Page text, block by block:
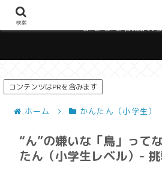
なぞなぞ仮面の
コンテンツはPRを含みます
ホーム かんたん（小学生）
“ん”の嫌いな「鳥」って
たん（小学生レベル）-
検索